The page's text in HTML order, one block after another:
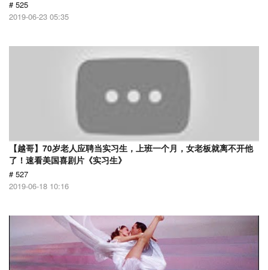
# 525
2019-06-23 05:35
【越哥】70岁老人应聘当实习生，上班一个月，女老板就离不开他
了！速看美国喜剧片《实习生》
# 527
2019-06-18 10:16